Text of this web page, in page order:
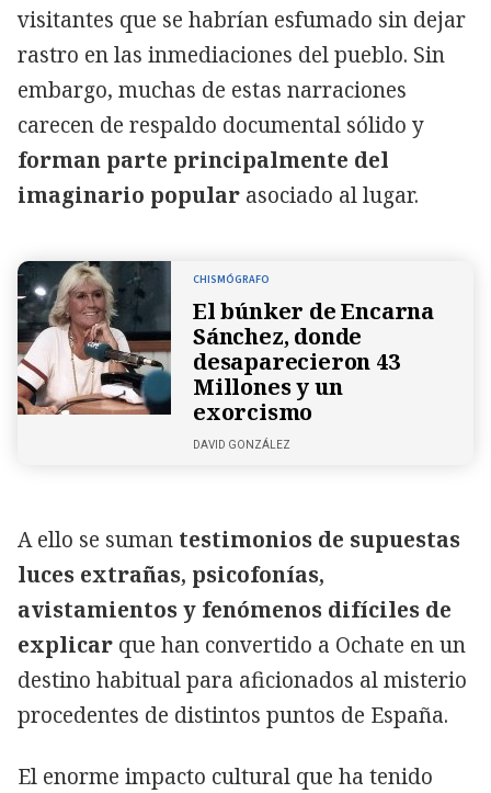
visitantes que se habrían esfumado sin dejar
rastro en las inmediaciones del pueblo. Sin
embargo, muchas de estas narraciones
carecen de respaldo documental sólido y
forman parte principalmente del
imaginario popular asociado al lugar.
CHISMÓGRAFO
El búnker de Encarna
Sánchez, donde
desaparecieron 43
Millones y un
exorcismo
DAVID GONZÁLEZ
A ello se suman testimonios de supuestas
luces extrañas, psicofonías,
avistamientos y fenómenos difíciles de
explicar que han convertido a Ochate en un
destino habitual para aficionados al misterio
procedentes de distintos puntos de España.
El enorme impacto cultural que ha tenido